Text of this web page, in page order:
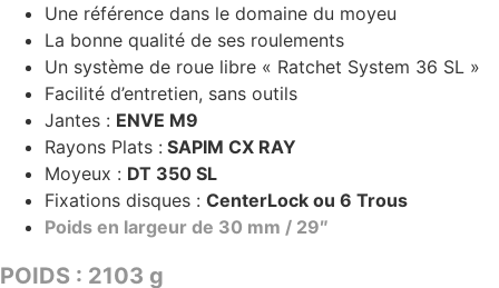
Une référence dans le domaine du moyeu
La bonne qualité de ses roulements
Un système de roue libre « Ratchet System 36 SL »
Facilité d’entretien, sans outils
Jantes : ENVE M9
Rayons Plats : SAPIM CX RAY
Moyeux : DT 350 SL
Fixations disques : CenterLock ou 6 Trous
Poids en largeur de 30 mm / 29″
POIDS : 2103 g